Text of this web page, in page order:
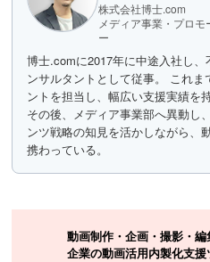
株式会社博士.com
メディア事業・プロ
ー
博士.comに2017年に中途入社し
ンサルタントとして従事。 これ
ントを担当し、幅広い支援実績を持
その後、メディア事業部へ異動し
ンツ戦略の知見を活かしながら、
携わっている。
動画制作・企画・撮影・
企業の動画活用内製化支援